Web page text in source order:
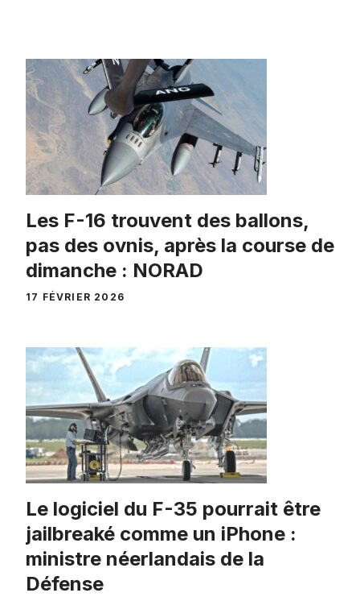
Les F-16 trouvent des ballons,
pas des ovnis, après la course de
dimanche : NORAD
17 FÉVRIER 2026
Le logiciel du F-35 pourrait être
jailbreaké comme un iPhone :
ministre néerlandais de la
Défense